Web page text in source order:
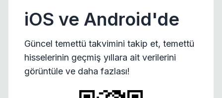
iOS ve Android'de
Güncel temettü takvimini takip et, temettü
hisselerinin geçmiş yıllara ait verilerini
görüntüle ve daha fazlası!